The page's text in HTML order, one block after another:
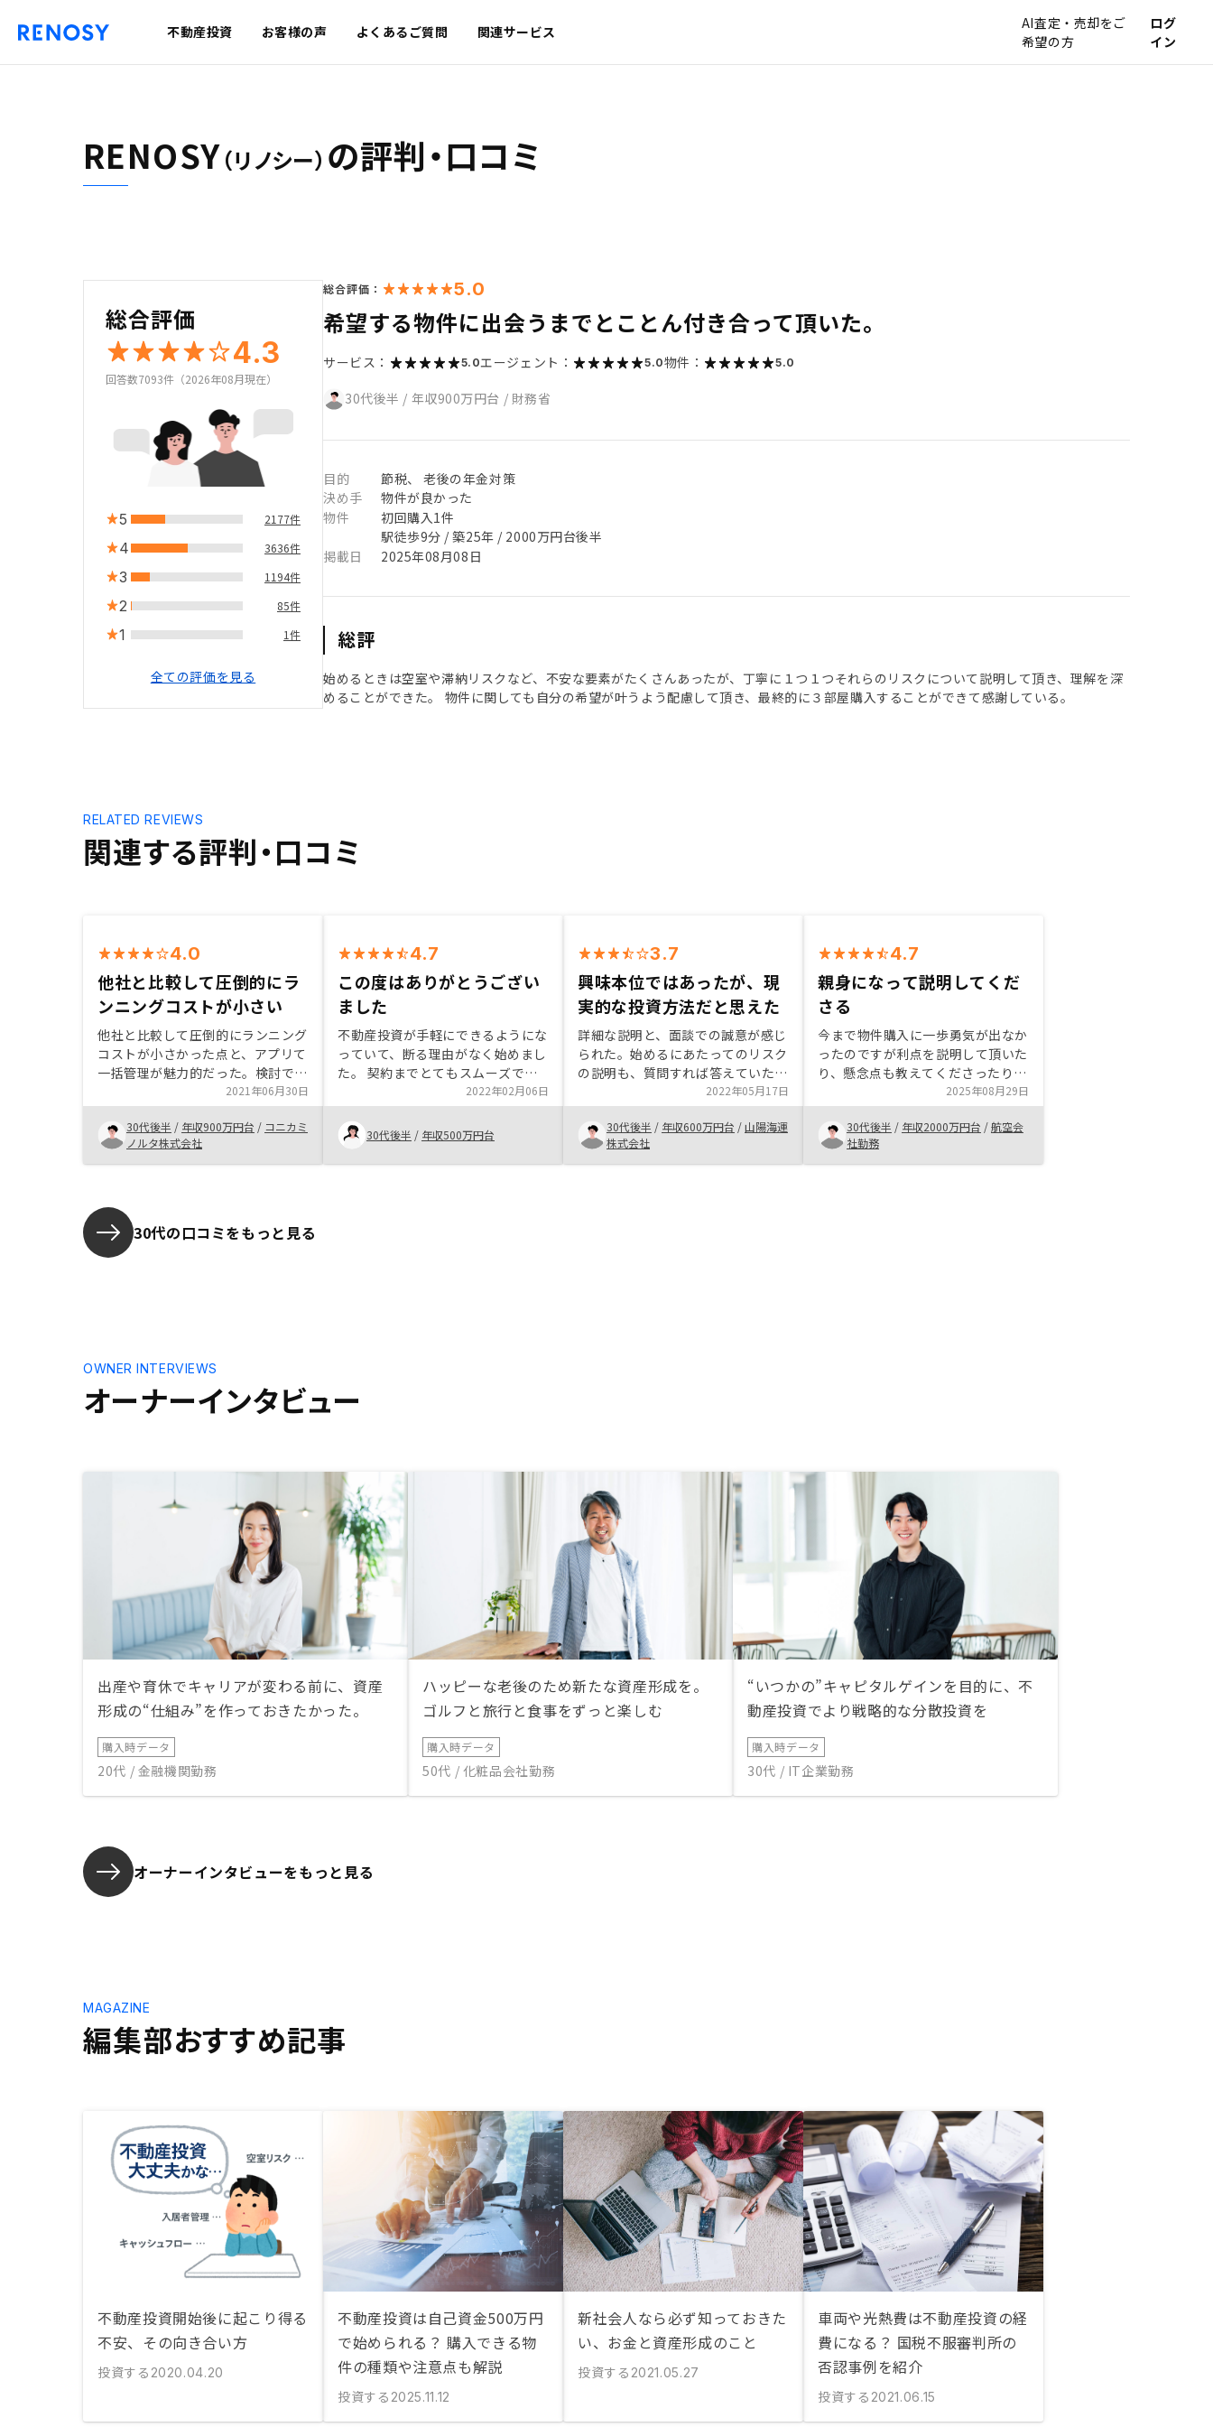
不動産投資 お客様の声 よくあるご質問 関連サービス
AI査定・売却をご
希望の方
ログ
イン
RENOSY（リノシー） の評判・口コミ
総合評価
4.3
回答数7093件（2026年08月現在）
5 2177件
4 3636件
3 1194件
2 85件
1 1件
全ての評価を見る
総合評価： 5.0
希望する物件に出会うまでとことん付き合って頂いた。
サービス： 5.0エージェント： 5.0物件： 5.0
30代後半 / 年収900万円台 / 財務省
目的
節税、 老後の年金対策
決め手
物件が良かった
物件
初回購入1件
駅徒歩9分 / 築25年 / 2000万円台後半
掲載日
2025年08月08日
総評
始めるときは空室や滞納リスクなど、不安な要素がたくさんあったが、丁寧に１つ１つそれらのリスクについて説明して頂き、理解を深
めることができた。 物件に関しても自分の希望が叶うよう配慮して頂き、最終的に３部屋購入することができて感謝している。
関連する評判・口コミ
RELATED REVIEWS
4.0
他社と比較して圧倒的にラ
ンニングコストが小さい
他社と比較して圧倒的にランニング
コストが小さかった点と、アプリて
一括管理が魅力的だった。検討でき
る物件数が少ない。担当から3,4紹
介頂けるが、もっと物件を確認して
から購入できたら良いと思った。物
件一覧など担当の紹介によらず随時
確認できたらなおよし。
2021年06月30日
30代後半 / 年収900万円台 / コニカミ
ノルタ株式会社
4.7
この度はありがとうござい
ました
不動産投資が手軽にできるようにな
っていて、断る理由がなく始めまし
た。 契約までとてもスムーズで購
入したという実感があまりないので
すが、サポートがしっかりしている
ので、次自分が何をすればいいのか
が分かりやすくなっていて助かりま
す。 営業の方も親切なので、ぜひ
2022年02月06日
30代後半 / 年収500万円台
3.7
興味本位ではあったが、現
実的な投資方法だと思えた
詳細な説明と、面談での誠意が感じ
られた。始めるにあたってのリスク
の説明も、質問すれば答えていただ
けたのは良かったです。今後パート
ナーとしての信頼度が増せば、追加
の投資にも積極的になれるとおもい
ます。不動産投資のリスクを合わせ
て営業説明に重々加えていただけれ
2022年05月17日
30代後半 / 年収600万円台 /山陽海運
株式会社
4.7
親身になって説明してくだ
さる
今まで物件購入に一歩勇気が出なか
ったのですが利点を説明して頂いた
り、懸念点も教えてくださったり、
ご丁寧にたくさんフォローして頂き
すぐに決めることができました。
これを機にまたぜひ宜しくお願いし
ます！
2025年08月29日
30代後半 / 年収2000万円台 /航空会
社勤務
30代の口コミをもっと見る
オーナーインタビュー
OWNER INTERVIEWS
出産や育休でキャリアが変わる前に、資産
形成の“仕組み”を作っておきたかった。
購入時データ
20代 / 金融機関勤務
ハッピーな老後のため新たな資産形成を。
ゴルフと旅行と食事をずっと楽しむ
購入時データ
50代 / 化粧品会社勤務
“いつかの”キャピタルゲインを目的に、不
動産投資でより戦略的な分散投資を
購入時データ
30代 / IT企業勤務
オーナーインタビューをもっと見る
編集部おすすめ記事
MAGAZINE
不動産投資開始後に起こり得る
不安、その向き合い方
投資する 2020.04.20
不動産投資は自己資金500万円
で始められる？ 購入できる物
件の種類や注意点も解説
投資する 2025.11.12
新社会人なら必ず知っておきた
い、お金と資産形成のこと
投資する 2021.05.27
車両や光熱費は不動産投資の経
費になる？ 国税不服審判所の
否認事例を紹介
投資する 2021.06.15